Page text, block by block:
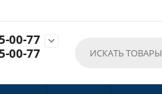
00-77
00-77
